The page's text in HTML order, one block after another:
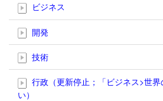
ビジネス
開発
技術
行政（更新停止；「ビジネス>世
い）